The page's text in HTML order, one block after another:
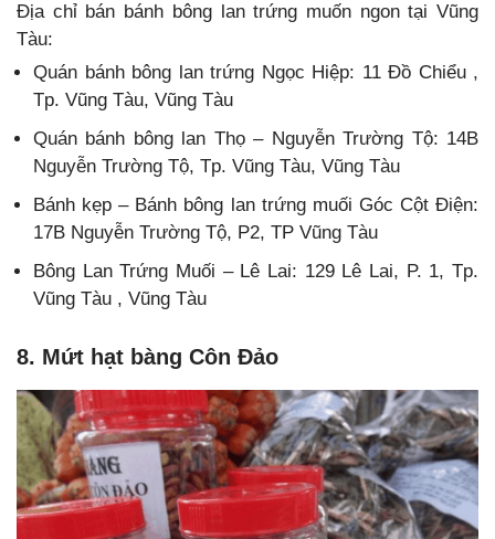
Địa chỉ bán bánh bông lan trứng muốn ngon tại Vũng
Tàu:
Quán bánh bông lan trứng Ngọc Hiệp: 11 Đồ Chiểu ,
Tp. Vũng Tàu, Vũng Tàu
Quán bánh bông lan Thọ – Nguyễn Trường Tộ: 14B
Nguyễn Trường Tộ, Tp. Vũng Tàu, Vũng Tàu
Bánh kẹp – Bánh bông lan trứng muối Góc Cột Điện:
17B Nguyễn Trường Tộ, P2, TP Vũng Tàu
Bông Lan Trứng Muối – Lê Lai: 129 Lê Lai, P. 1, Tp.
Vũng Tàu , Vũng Tàu
8. Mứt hạt bàng Côn Đảo